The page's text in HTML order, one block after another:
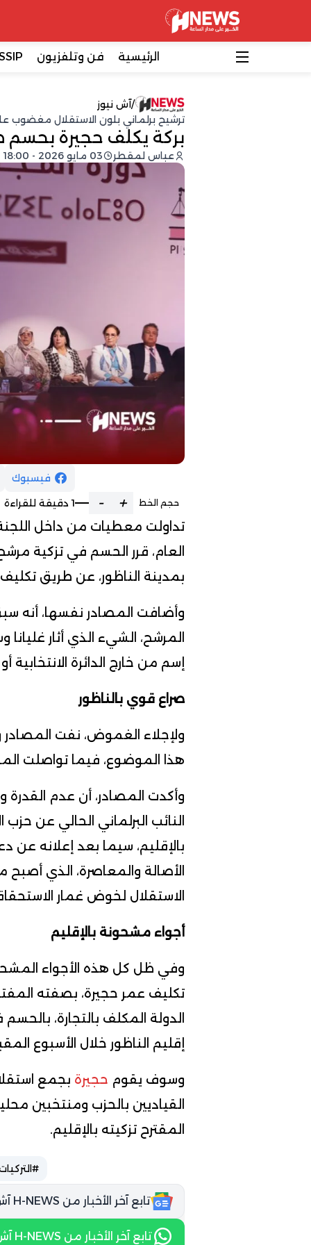
الرئيسية فن وتلفزيون
/آش نيوز
ترشيح برلماني بلون الاستقلال مغضوب
بركة يكلف حجيرة بحسم
عباس لمقطر 03 مايو 2026 - 18:00
فيسبوك
حجم الخط +
- 1 دقيقة للقراءة
تداولت معطيات من داخل اللجنة
العام، قرر الحسم في تزكية
بمدينة الناظور، عن طريق
وأضافت المصادر نفسها، أنه
المرشح، الشيء الذي أثار
إسم من خارج الدائرة
صراع قوي بالناظور
ولإجلاء الغموض، نفت المصادر
هذا الموضوع، فيما تواصلت
وأكدت المصادر، أن عدم
النائب البرلماني الحالي عن
بالإقليم، سيما بعد إعلانه عن
الأصالة والمعاصرة، الذي
الاستقلال لخوض غمار
أجواء مشحونة بالإقليم
وفي ظل كل هذه الأجواء
تكليف عمر حجيرة، بصفته
الدولة المكلف بالتجارة،
إقليم الناظور خلال الأسبوع
وسوف يقوم حجيرة بجمع
القياديين بالحزب ومنتخبين
المقترح تزكيته بالإقليم.
تابع آخر الأخبار من H-NEWS آش نيوز عبر Google News
تابع آخر الأخبار من H-NEWS آش نيوز عبر WhatsApp